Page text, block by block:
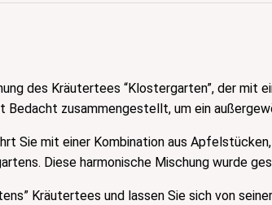
des Kräutertees “Klostergarten”, der
zusammengestellt, um ein
Sie mit einer Kombination aus
Diese harmonische Mischung wurde
Kräutertees und lassen Sie sich von